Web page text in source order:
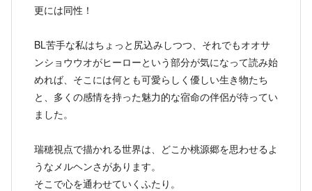
更には同性！
BL苦手な私はちょっと尻込みしつつ、それでもオオサ
ンショウウオがヒーローという部分が気になって読み始
めれば、そこには何とも可愛らしく優しい生き物たち
と、多くの感情を持った魅力的な宿命の伴侶が待ってい
ました。
瑞穂視点で描かれる世界は、どこか桃源郷を思わせるよ
うなメルヘンさがあります。
そこで心を通わせていくふたり。